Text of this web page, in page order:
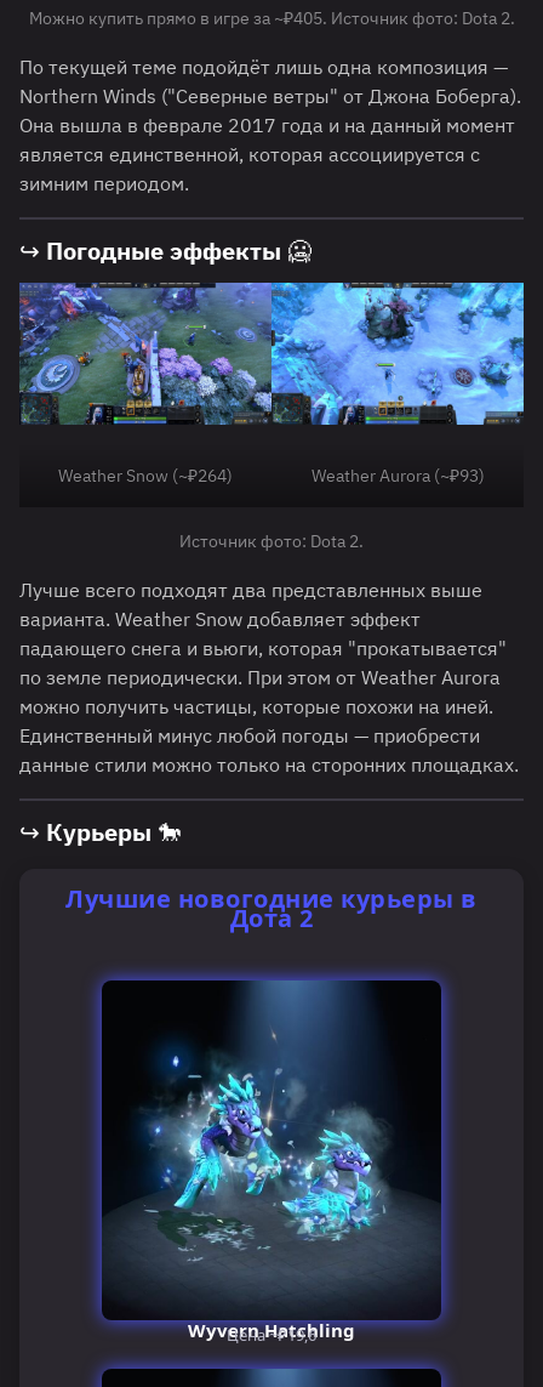
Можно купить прямо в игре за ~₽405. Источник фото: Dota 2.
По текущей теме подойдёт лишь одна композиция —
Northern Winds ("Северные ветры" от Джона Боберга).
Она вышла в феврале 2017 года и на данный момент
является единственной, которая ассоциируется с
зимним периодом.
↪ Погодные эффекты 🥶
Weather Snow (~₽264) Weather Aurora (~₽93)
Источник фото: Dota 2.
Лучше всего подходят два представленных выше
варианта. Weather Snow добавляет эффект
падающего снега и вьюги, которая "прокатывается"
по земле периодически. При этом от Weather Aurora
можно получить частицы, которые похожи на иней.
Единственный минус любой погоды — приобрести
данные стили можно только на сторонних площадках.
↪ Курьеры 🐎
Лучшие новогодние курьеры в
Дота 2
Wyvern Hatchling
Цена ~₽19,6